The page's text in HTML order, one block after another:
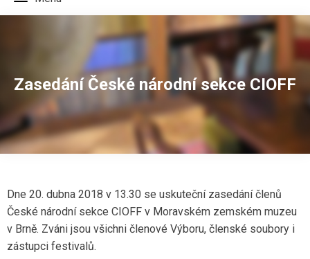
Zasedání České národní sekce CIOFF
Dne 20. dubna 2018 v 13.30 se uskuteční zasedání členů
České národní sekce CIOFF v Moravském zemském muzeu
v Brně. Zváni jsou všichni členové Výboru, členské soubory i
zástupci festivalů.